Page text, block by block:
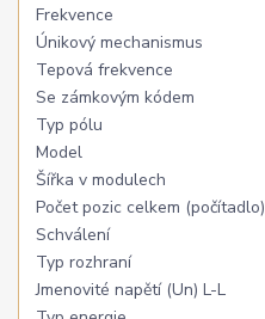
Frekvence
Únikový mechanismus
Tepová frekvence
Se zámkovým kódem
Typ pólu
Model
Šířka v modulech
Počet pozic celkem (počítadlo)
Schválení
Typ rozhraní
Jmenovité napětí (Un) L-L